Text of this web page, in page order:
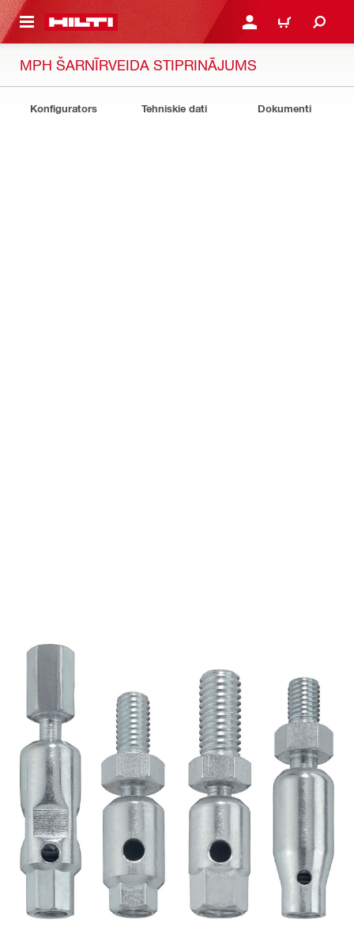
SATURU PIESLĒGTIES VAI
IEPIRKŠANĀS
MPH ŠARNĪRVEIDA STIPRINĀJUMS
Konfigurators Tehniskie dati Dokumenti